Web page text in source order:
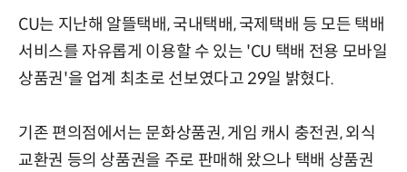
CU는 지난해 알뜰택배, 국내택배, 국제택배 등 모든 택배
서비스를 자유롭게 이용할 수 있는 'CU 택배 전용 모바일
상품권'을 업계 최초로 선보였다고 29일 밝혔다.
기존 편의점에서는 문화상품권, 게임 캐시 충전권, 외식
교환권 등의 상품권을 주로 판매해 왔으나 택배 상품권